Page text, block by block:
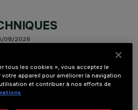
08/2026
rectangulaire à 10 éléments
- optiques fixes - ouverture
tous les cookies », vous acceptez le
appareil pour améliorer la navigation
et contribuer à nos efforts de